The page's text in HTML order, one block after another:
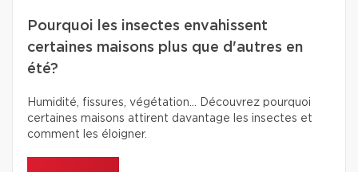
Pourquoi les insectes envahissent
certaines maisons plus que d'autres en
été?
Humidité, fissures, végétation… Découvrez pourquoi
certaines maisons attirent davantage les insectes et
comment les éloigner.